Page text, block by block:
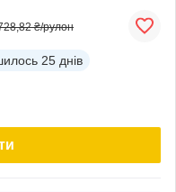
₴/рулон
25 днів